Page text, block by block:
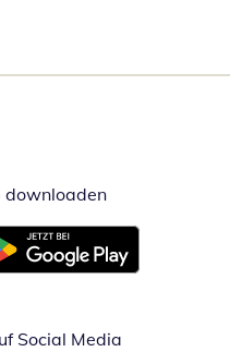
downloadenÖffnet in
in neuem Fenster
Social Media